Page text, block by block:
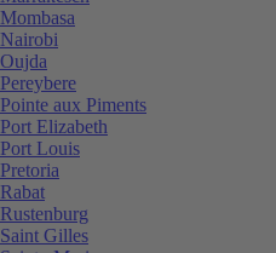
Mombasa
Nairobi
Oujda
Pereybere
Pointe aux Piments
Port Elizabeth
Port Louis
Pretoria
Rabat
Rustenburg
Saint Gilles